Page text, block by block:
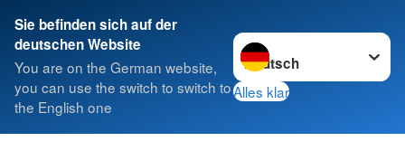
Sie befinden sich auf der
deutschen Website
You are on the German website,
you can use the switch to switch to
the English one
Sprache wechseln zu
Alles klar